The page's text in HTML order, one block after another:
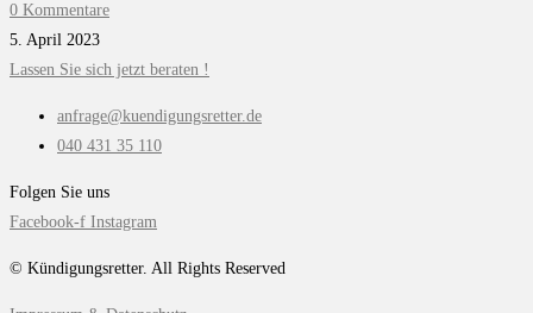
0 Kommentare
5. April 2023
Lassen Sie sich jetzt beraten !
anfrage@kuendigungsretter.de
040 431 35 110
Folgen Sie uns
Facebook-f Instagram
© Kündigungsretter. All Rights Reserved